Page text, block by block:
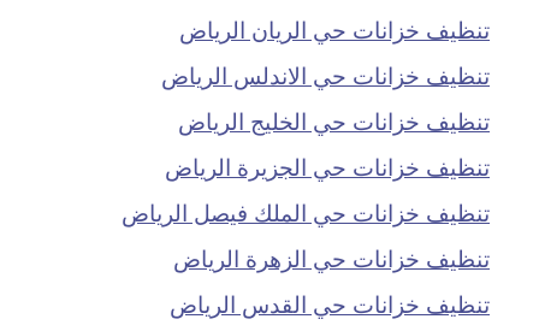
تنظيف خزانات حي الريان الرياض
تنظيف خزانات حي الاندلس الرياض
تنظيف خزانات حي الخليج الرياض
تنظيف خزانات حي الجزيرة الرياض
تنظيف خزانات حي الملك فيصل الرياض
تنظيف خزانات حي الزهرة الرياض
تنظيف خزانات حي القدس الرياض